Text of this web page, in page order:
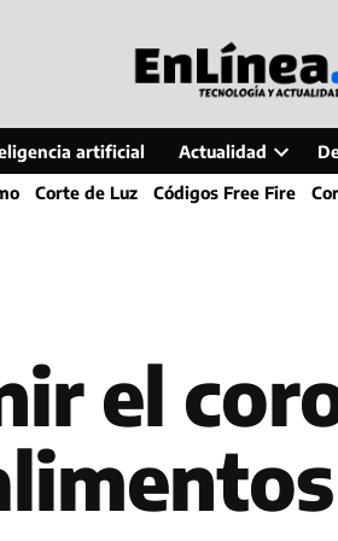
artificial Actualidad
Open
Corte de Luz Códigos Free Fire
el